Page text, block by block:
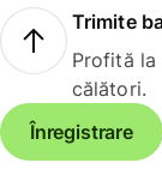
Trimite
Profită la
călători.
Înregistrare